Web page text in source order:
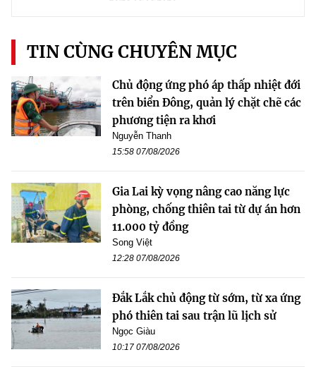
TIN CÙNG CHUYÊN MỤC
Chủ động ứng phó áp thấp nhiệt đới
trên biển Đông, quản lý chặt chẽ các
phương tiện ra khơi
Nguyễn Thanh
15:58 07/08/2026
Gia Lai kỳ vọng nâng cao năng lực
phòng, chống thiên tai từ dự án hơn
11.000 tỷ đồng
Song Việt
12:28 07/08/2026
Đắk Lắk chủ động từ sớm, từ xa ứng
phó thiên tai sau trận lũ lịch sử
Ngọc Giàu
10:17 07/08/2026